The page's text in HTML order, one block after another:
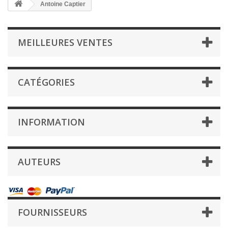
Antoine Captier
MEILLEURES VENTES
CATÉGORIES
INFORMATION
AUTEURS
FOURNISSEURS